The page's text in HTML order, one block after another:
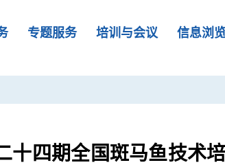
专题服务 培训与会议 信息浏
十四期全国斑马鱼技术